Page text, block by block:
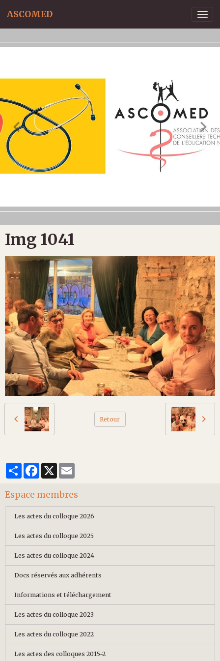
ASCOMED
Img 1041
Retour
PartagerFacebook
X
Espace membres
Les actes du colloque 2026
Les actes du colloque 2025
Les actes du colloque 2024
Docs réservés aux adhérents
Informations et téléchargement
Les actes du colloque 2023
Les actes du colloque 2022
Les actes des colloques 2015-2